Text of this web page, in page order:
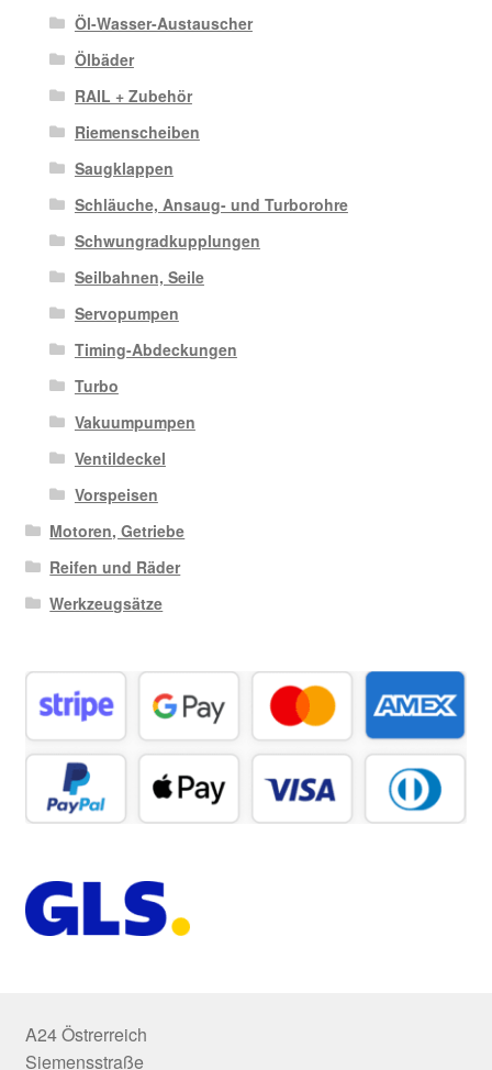
Öl-Wasser-Austauscher
Ölbäder
RAIL + Zubehör
Riemenscheiben
Saugklappen
Schläuche, Ansaug- und Turborohre
Schwungradkupplungen
Seilbahnen, Seile
Servopumpen
Timing-Abdeckungen
Turbo
Vakuumpumpen
Ventildeckel
Vorspeisen
Motoren, Getriebe
Reifen und Räder
Werkzeugsätze
A24 Östrerreich
Siemensstraße